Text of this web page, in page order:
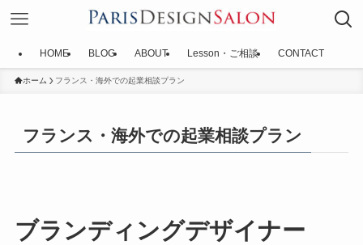
HOME BLOG ABOUT Lesson・ご相談 CONTACT
ホーム フランス・海外での起業相談プラン
フランス・海外での起業相談プラン
ブランディングデザイナー